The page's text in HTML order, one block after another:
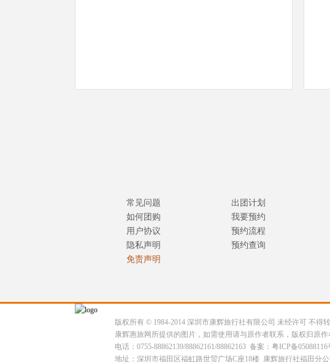
常见问题
如何团购
用户协议
隐私声明
免责声明
出团计划
我要预约
预约流程
预约查询
版权所有 © 1984-2014 深圳市康辉旅行社有限公司 未经许可 不得
康辉惠旅网所提供的图片，如需使用请与原作者联系，版权归原作
电话：0755-88862139/88862161/88862163 备案：粤ICP备05088116
地址：深圳市福田区福虹路世贸广场C座18楼 康辉旅行社福田分公